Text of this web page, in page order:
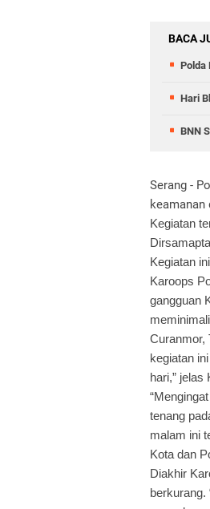
BACA
Polda
Hari
BNN
Serang -
Kegiatan
Kegiatan
Karoops
gangguan
Curanmor,
kegiatan
hari,” jelas
tenang
malam ini
Kota dan
Diakhir
berkurang.